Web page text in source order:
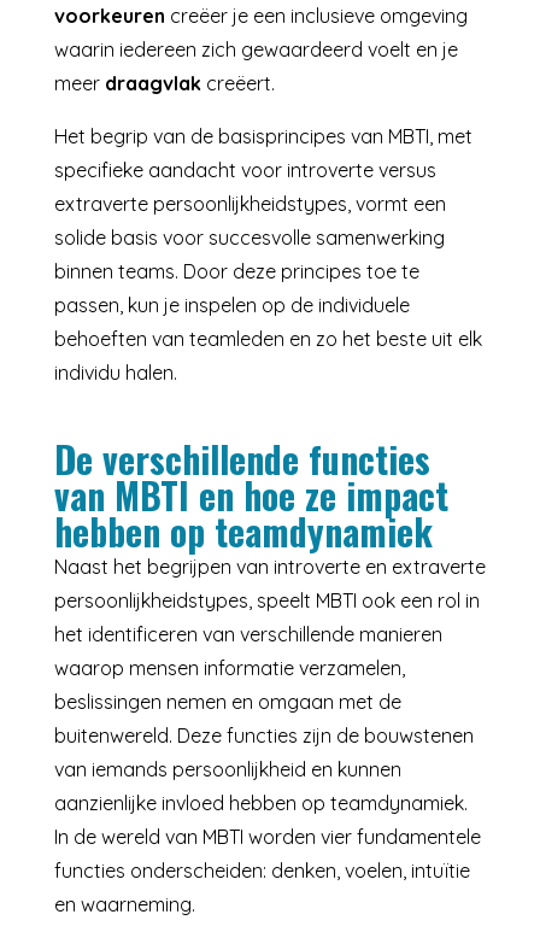
voorkeuren creëer je een inclusieve omgeving
waarin iedereen zich gewaardeerd voelt en je
meer draagvlakcreëert.
Het begrip van de basisprincipes van MBTI, met
specifieke aandacht voor introverte versus
extraverte persoonlijkheidstypes, vormt een
solide basis voor succesvolle samenwerking
binnen teams. Door deze principes toe te
passen, kun je inspelen op de individuele
behoeften van teamleden en zo het beste uit elk
individu halen.
De verschillende functies
van MBTI en hoe ze impact
hebben op teamdynamiek
Naast het begrijpen van introverte en extraverte
persoonlijkheidstypes, speelt MBTI ook een rol in
het identificeren van verschillende manieren
waarop mensen informatie verzamelen,
beslissingen nemen en omgaan met de
buitenwereld. Deze functies zijn de bouwstenen
van iemands persoonlijkheid en kunnen
aanzienlijke invloed hebben op teamdynamiek.
In de wereld van MBTI worden vier fundamentele
functies onderscheiden: denken, voelen, intuïtie
en waarneming.